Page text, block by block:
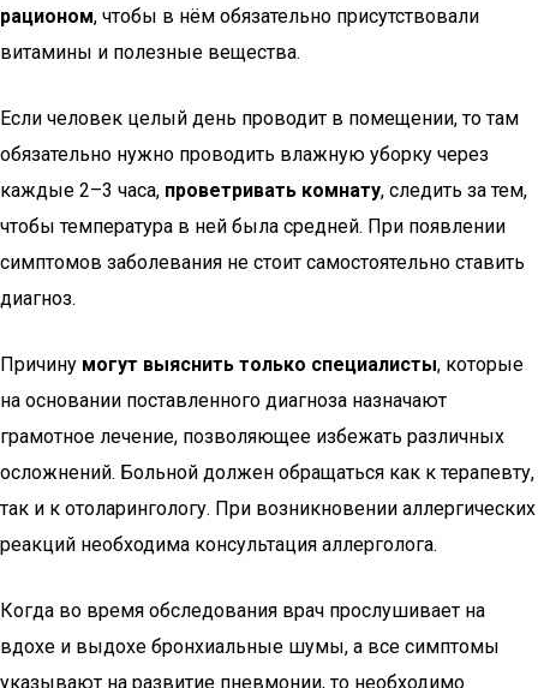
рационом, чтобы в нём обязательно присутствовали
витамины и полезные вещества.
Если человек целый день проводит в помещении, то там
обязательно нужно проводить влажную уборку через
каждые 2–3 часа, проветривать комнату, следить за тем,
чтобы температура в ней была средней. При появлении
симптомов заболевания не стоит самостоятельно ставить
диагноз.
Причину могут выяснить только специалисты, которые
на основании поставленного диагноза назначают
грамотное лечение, позволяющее избежать различных
осложнений. Больной должен обращаться как к терапевту,
так и к отоларингологу. При возникновении аллергических
реакций необходима консультация аллерголога.
Когда во время обследования врач прослушивает на
вдохе и выдохе бронхиальные шумы, а все симптомы
указывают на развитие пневмонии, то необходимо